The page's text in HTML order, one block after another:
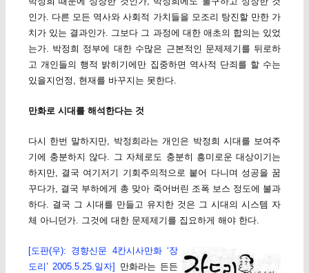
인가. 다른 모든 역사와 사회적 가치들을 모조리 탕진할 만한 가
치가 있는 결과인가. 그보다 그 과정에 대한 애초의 합의는 있었
는가. 박정희 정부에 대한 수많은 근본적인 문제제기를 뒤로하
고 개인들의 행적 밝히기에만 집중하면 역사적 단죄를 할 수는
있을지언정, 현재를 바꾸지는 못한다.
만화로 시대를 해석한다는 것
다시 한번 말하지만, 박정희라는 개인은 박정희 시대를 보여주
기에 충분하지 않다. 그 자체로도 충분히 흥미로운 대상이기는
하지만, 결국 여기저기 기회주의적으로 붙어 다니며 성공을 꿈
꾸다가, 결국 부하에게 총 맞아 죽어버린 조폭 보스 정도에 불과
하다. 결국 그 시대를 만들고 유지한 것은 그 시대의 시스템 자
체 아니던가. 그것에 대한 문제제기를 집요하게 해야 한다.
[도판(우): 경향신문 4칸시사만화 ‘장
도리’ 2005.5.25.일자] 만화라는 든든